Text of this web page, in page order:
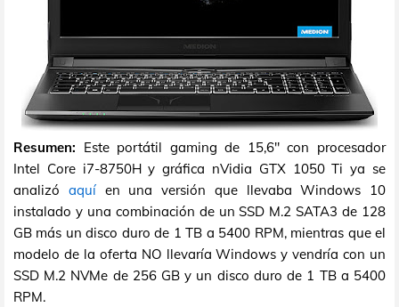
Resumen: Este portátil gaming de 15,6" con procesador
Intel Core i7-8750H y gráfica nVidia GTX 1050 Ti ya se
analizó aquíen una versión que llevaba Windows 10
instalado y una combinación de un SSD M.2 SATA3 de 128
GB más un disco duro de 1 TB a 5400 RPM, mientras que el
modelo de la oferta NO llevaría Windows y vendría con un
SSD M.2 NVMe de 256 GB y un disco duro de 1 TB a 5400
RPM.